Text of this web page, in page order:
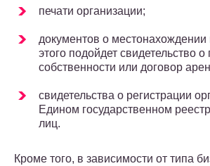
печати организации;
документов о
этого подойдет свидетельство о
собственности или договор
свидетельства о регистрации
Едином государственном
лиц.
Кроме того, в зависимости от типа